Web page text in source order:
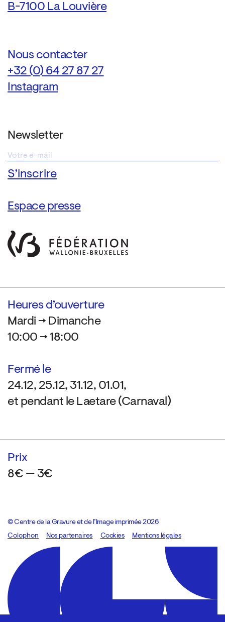
B-7100 La Louvière
Nous contacter
+32 (0) 64 27 87 27
Instagram
Newsletter
Espace presse
Heures d’ouverture
Mardi → Dimanche
10:00 → 18:00
Fermé le
24.12, 25.12, 31.12, 01.01,
et pendant le Laetare (Carnaval)
Prix
8€ — 3€
© Centre de la Gravure et de l’Image imprimée 2026
Colophon
Design:Marcel Kaczmarek, code:8080.studio
Nos partenaires Cookies Mentions légales